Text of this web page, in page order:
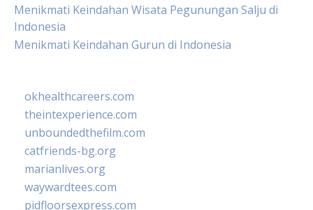
Menikmati Keindahan Wisata Pegunungan Salju di
Indonesia
Menikmati Keindahan Gurun di Indonesia
okhealthcareers.com
theintexperience.com
unboundedthefilm.com
catfriends-bg.org
marianlives.org
waywardtees.com
pidfloorsexpress.com